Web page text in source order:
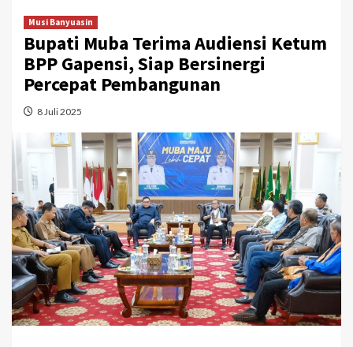
Musi Banyuasin
Bupati Muba Terima Audiensi Ketum
BPP Gapensi, Siap Bersinergi
Percepat Pembangunan
8 Juli 2025